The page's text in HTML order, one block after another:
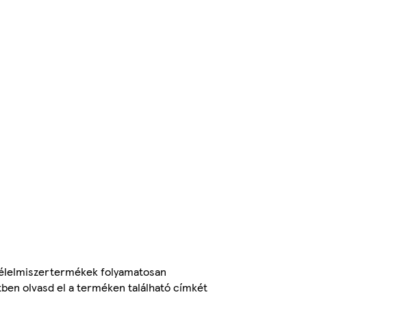
folyamatosan
olvasd el a terméken található címkét